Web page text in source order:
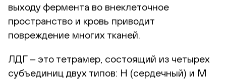
выходу фермента во внеклеточное
пространство и кровь приводит
повреждение многих тканей.
ЛДГ ‒ это тетрамер, состоящий из четырех
субъединиц двух типов: H (сердечный) и M